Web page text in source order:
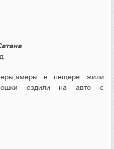
в пещере жили
ездили на авто с